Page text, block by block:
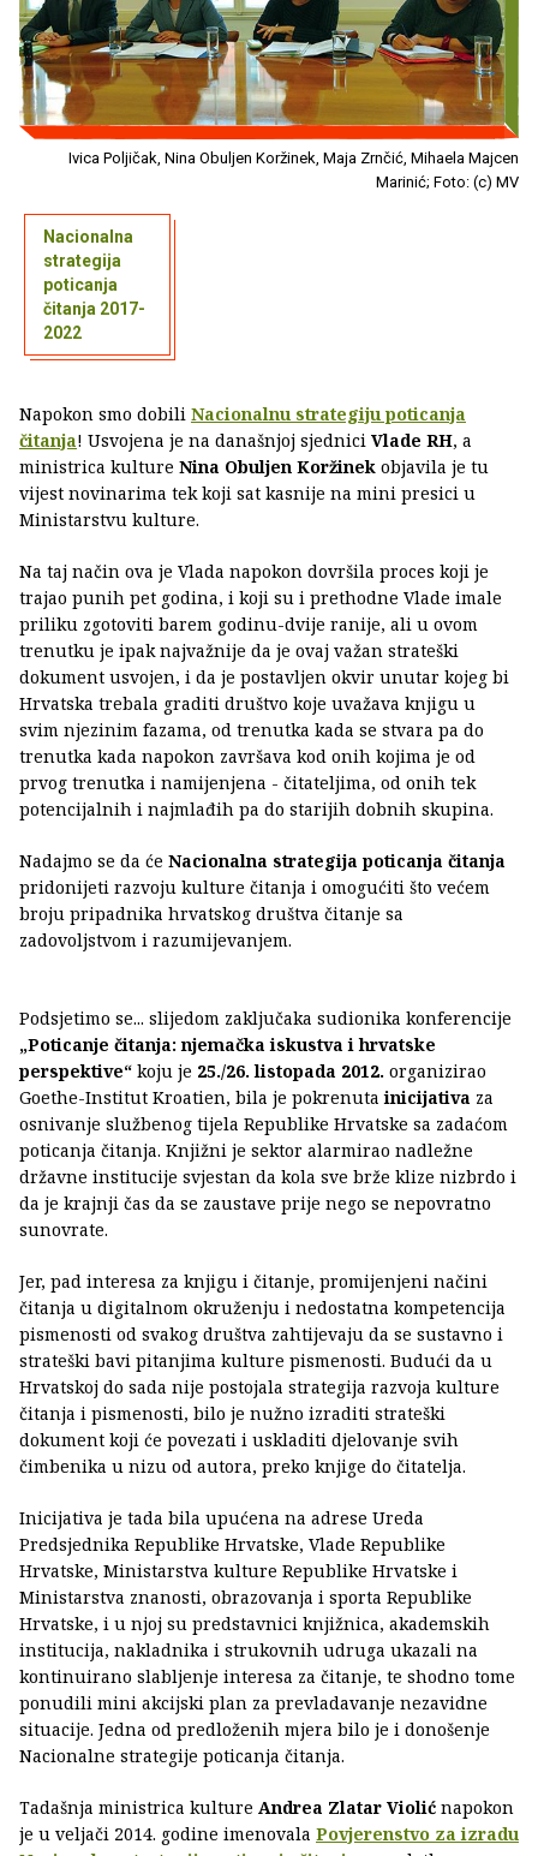
Ivica Poljičak, Nina Obuljen Koržinek, Maja Zrnčić, Mihaela Majcen
Marinić; Foto: (c) MV
Nacionalna
strategija
poticanja
čitanja 2017-
2022
Napokon smo dobili Nacionalnu strategiju poticanja
čitanja! Usvojena je na današnjoj sjednici Vlade RH, a
ministrica kulture Nina Obuljen Koržinek objavila je tu
vijest novinarima tek koji sat kasnije na mini presici u
Ministarstvu kulture.
Na taj način ova je Vlada napokon dovršila proces koji je
trajao punih pet godina, i koji su i prethodne Vlade imale
priliku zgotoviti barem godinu-dvije ranije, ali u ovom
trenutku je ipak najvažnije da je ovaj važan strateški
dokument usvojen, i da je postavljen okvir unutar kojeg bi
Hrvatska trebala graditi društvo koje uvažava knjigu u
svim njezinim fazama, od trenutka kada se stvara pa do
trenutka kada napokon završava kod onih kojima je od
prvog trenutka i namijenjena - čitateljima, od onih tek
potencijalnih i najmlađih pa do starijih dobnih skupina.
Nadajmo se da će Nacionalna strategija poticanja čitanja
pridonijeti razvoju kulture čitanja i omogućiti što većem
broju pripadnika hrvatskog društva čitanje sa
zadovoljstvom i razumijevanjem.
Podsjetimo se... slijedom zaključaka sudionika konferencije
„Poticanje čitanja: njemačka iskustva i hrvatske
perspektive“ koju je 25./26. listopada 2012. organizirao
Goethe-Institut Kroatien, bila je pokrenutainicijativa za
osnivanje službenog tijela Republike Hrvatske sa zadaćom
poticanja čitanja. Knjižni je sektor alarmirao nadležne
državne institucije svjestan da kola sve brže klize nizbrdo i
da je krajnji čas da se zaustave prije nego se nepovratno
sunovrate.
Jer, pad interesa za knjigu i čitanje, promijenjeni načini
čitanja u digitalnom okruženju i nedostatna kompetencija
pismenosti od svakog društva zahtijevaju da se sustavno i
strateški bavi pitanjima kulture pismenosti. Budući da u
Hrvatskoj do sada nije postojala strategija razvoja kulture
čitanja i pismenosti, bilo je nužno izraditi strateški
dokument koji će povezati i uskladiti djelovanje svih
čimbenika u nizu od autora, preko knjige do čitatelja.
Inicijativa je tada bila upućena na adrese Ureda
Predsjednika Republike Hrvatske, Vlade Republike
Hrvatske, Ministarstva kulture Republike Hrvatske i
Ministarstva znanosti, obrazovanja i sporta Republike
Hrvatske, i u njoj su predstavnici knjižnica, akademskih
institucija, nakladnika i strukovnih udruga ukazali na
kontinuirano slabljenje interesa za čitanje, te shodno tome
ponudili mini akcijski plan za prevladavanje nezavidne
situacije. Jedna od predloženih mjera bilo je i donošenje
Nacionalne strategije poticanja čitanja.
Tadašnja ministrica kulture Andrea Zlatar Violić napokon
je u veljači 2014. godine imenovala Povjerenstvo za izradu